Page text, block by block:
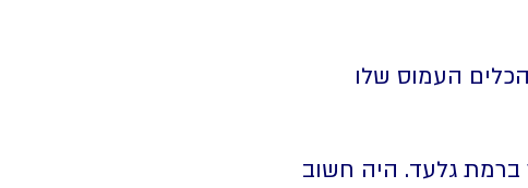
העמוס שלו
ברמת גלעד. היה חשוב